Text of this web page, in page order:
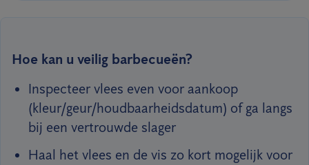
Hoe kan u veilig barbecueën?
Inspecteer vlees even voor aankoop
(kleur/geur/houdbaarheidsdatum) of ga langs
bij een vertrouwde slager
Haal het vlees en de vis zo kort mogelijk voor